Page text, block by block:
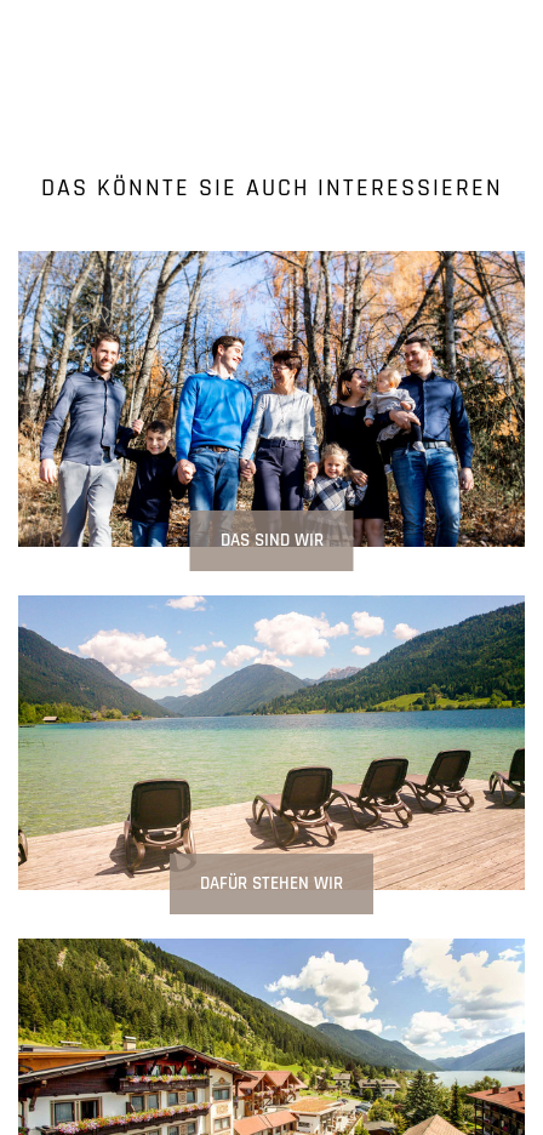
DAS KÖNNTE SIE AUCH INTERESSIEREN
DAS SIND WIR
DAFÜR STEHEN WIR